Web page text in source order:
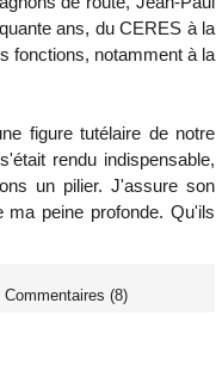
ans, du CERES à la
fonctions, notamment à la
figure tutélaire de notre
rendu indispensable,
un pilier. J'assure son
peine profonde. Qu'ils
Commentaires (8)